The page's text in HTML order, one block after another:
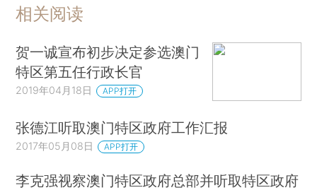
相关阅读
贺一诚宣布初步决定参选澳门
特区第五任行政长官
2019年04月18日 APP打开
张德江听取澳门特区政府工作汇报
2017年05月08日 APP打开
李克强视察澳门特区政府总部并听取特区政府